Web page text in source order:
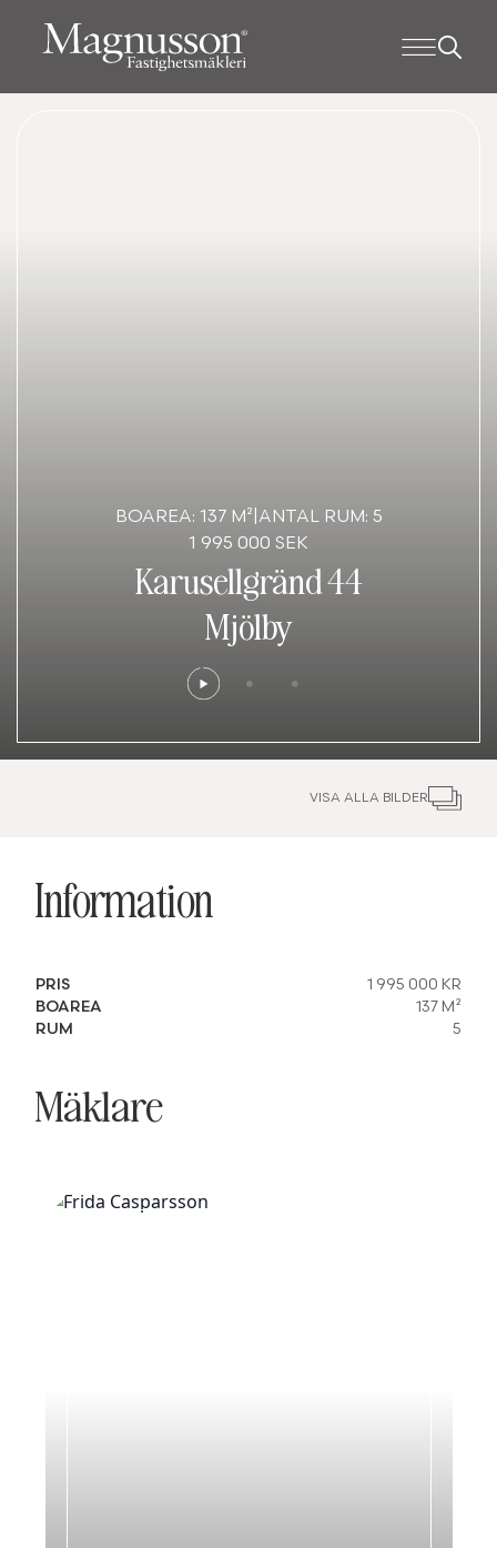
BOAREA: 137 M² ANTAL RUM: 5
1 995 000 SEK
Karusellgränd 44
Mjölby
VISA ALLA BILDER
Information
PRIS
1 995 000 KR
BOAREA
137 M²
RUM
5
Mäklare